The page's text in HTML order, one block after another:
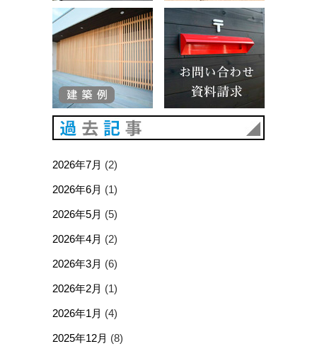
2026年7月 (2)
2026年6月 (1)
2026年5月 (5)
2026年4月 (2)
2026年3月 (6)
2026年2月 (1)
2026年1月 (4)
2025年12月 (8)